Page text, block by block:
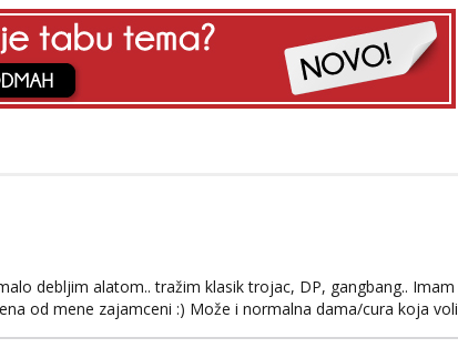
debljim alatom.. tražim klasik trojac, DP, gangbang.. Imam
od mene zajamceni :) Može i normalna dama/cura koja voli